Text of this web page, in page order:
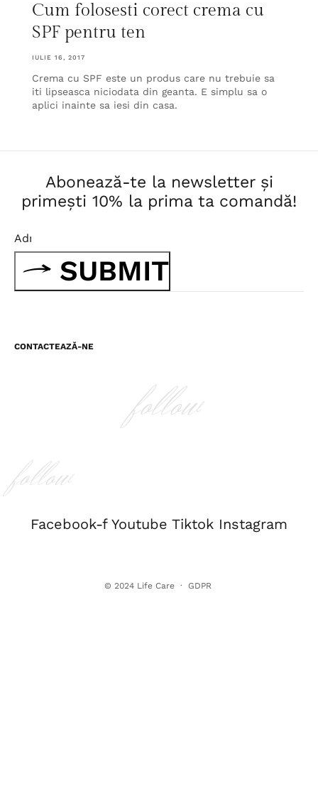
Cum folosesti corect crema cu
SPF pentru ten
IULIE 16, 2017
Crema cu SPF este un produs care nu trebuie sa
iti lipseasca niciodata din geanta. E simplu sa o
aplici inainte sa iesi din casa.
Abonează-te la newsletter și
primești 10% la prima ta comandă!
SUBMIT
CONTACTEAZĂ-NE
follow
follow
Facebook-f Youtube Tiktok Instagram
© 2024 Life Care· GDPR